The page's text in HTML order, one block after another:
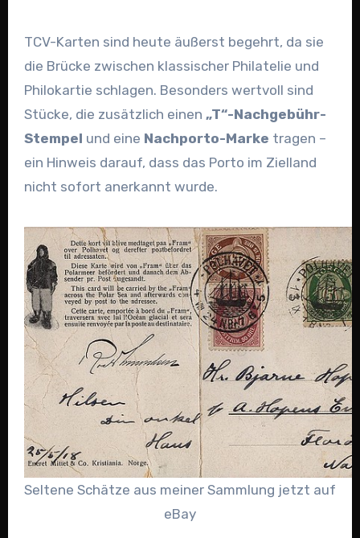
TCV-Karten sind heute äußerst begehrt, da sie
die Brücke zwischen klassischer Philatelie und
Philokartie schlagen. Besonders wertvoll sind
Stücke, die zusätzlich einen „T“-Nachgebühr-
Stempel und eine Nachporto-Marke tragen –
ein Hinweis darauf, dass das Porto im Zielland
nicht sofort anerkannt wurde.
Seltene Schätze aus meiner Sammlung jetzt auf
eBay